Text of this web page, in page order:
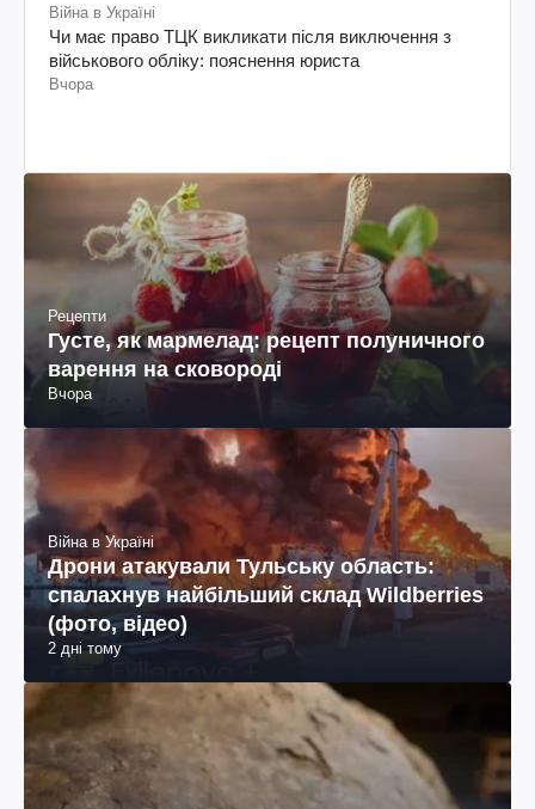
Війна в Україні
Чи має право ТЦК викликати після виключення з
військового обліку: пояснення юриста
Вчора
Рецепти
Густе, як мармелад: рецепт полуничного
варення на сковороді
Вчора
Війна в Україні
Дрони атакували Тульську область:
спалахнув найбільший склад Wildberries
(фото, відео)
2 дні тому